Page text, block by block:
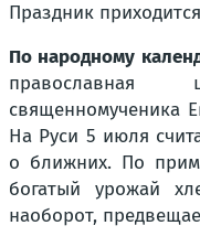
Праздник
По народному
священномученика
На Руси 5 июля
о ближних. По
богатый урожай
наоборот,